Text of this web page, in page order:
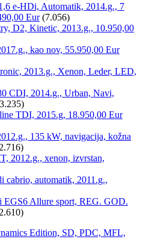
e-HDi, Automatik, 2014.g., 7
Eur (7.056)
D2, Kinetic, 2013.g., 10.950,00
kao nov, 55.950,00 Eur
2013.g., Xenon, Leder, LED,
CDI, 2014.g., Urban, Navi,
TDI, 2015.g, 18.950,00 Eur
135 kW, navigacija, kožna
2012.g., xenon, izvrstan,
cabrio, automatik, 2011.g.,
EGS6 Allure sport, REG. GOD.
Edition, SD, PDC, MFL,